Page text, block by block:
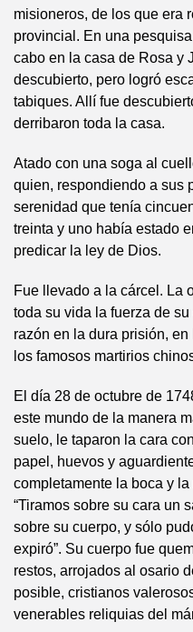
misioneros, de los que era
provincial. En una
cabo en la casa de Rosa y
descubierto, pero logró
tabiques. Allí fue
derribaron toda la casa.
Atado con una soga al
quien, respondiendo a sus
serenidad que tenía
treinta y uno había estado
predicar la ley de Dios.
Fue llevado a la cárcel. La
toda su vida la fuerza de
razón en la dura prisión,
los famosos martirios
El día 28 de octubre de
este mundo de la manera
suelo, le taparon la cara
papel, huevos y
completamente la boca y
“Tiramos sobre su cara un
sobre su cuerpo, y sólo
expiró”. Su cuerpo fue
restos, arrojados al osario
posible, cristianos
venerables reliquias del